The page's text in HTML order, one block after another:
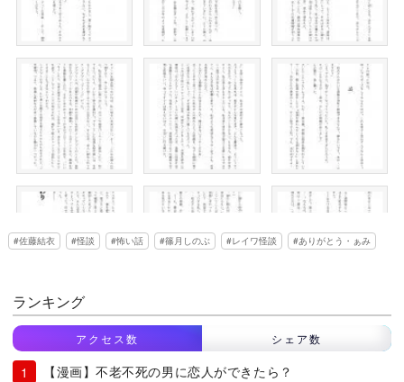
佐藤結衣 怪談 怖い話 篠月しのぶ レイワ怪談 ありがとう・ぁみ
ランキング
アクセス数 シェア数
【漫画】不老不死の男に恋人ができたら？